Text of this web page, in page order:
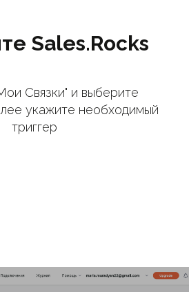
Sales.Rocks
Связки" и выберите
укажите необходимый
триггер